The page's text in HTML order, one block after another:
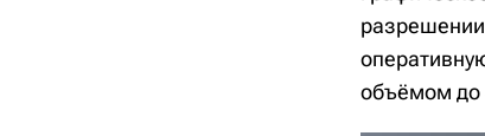
объёмом до